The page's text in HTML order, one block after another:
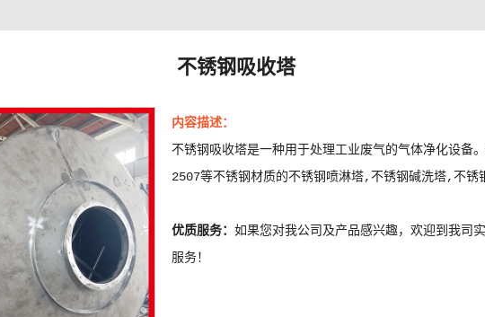
不锈钢吸收塔
内容描述：
不锈钢吸收塔是一种用于处理工业废气的气体净化设
2507等不锈钢材质的不锈钢喷淋塔,不锈钢碱洗塔,不
优质服务： 如果您对我公司及产品感兴趣，欢迎到我司
服务！